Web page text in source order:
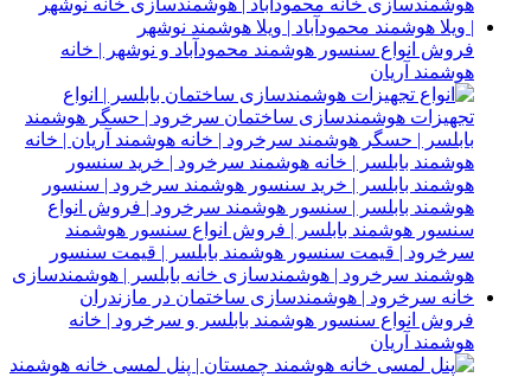
فروش انواع سنسور هوشمند محمودآباد و نوشهر | خانه
هوشمند آریان
فروش انواع سنسور هوشمند بابلسر و سرخرود | خانه
هوشمند آریان